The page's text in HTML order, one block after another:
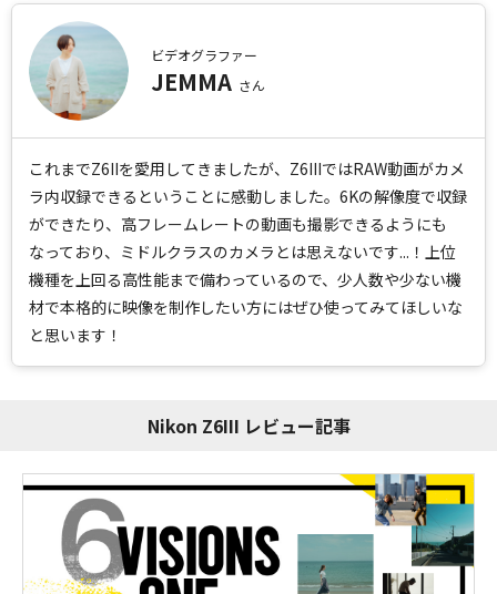
内等、Vookのマーケティング活動の目的で利用させていただきます。
アンケートフォームでは、ログイン情報管理のためCookieを使用してい
ます。
【個人情報の共同利用について】
ご提供いただいた個人情報は、Vookの責任で本キャンペーンの利用目的
の範囲において、Nikonが共同利用することがあります。ただし、本キャ
ンペーンに関連してNikonが提供するサービスを利用する場合は、当該
サービスに定める規約および個人情報保護に関する規程に定めるとおりと
します。
【個人情報の取扱いの委託について】
個人情報の取扱いを外部に委託する場合は、Vookが規定する個人情報管
理基準を満たす企業を選定して委託を行い、適切な取扱いが行われるよう
監督します。
報の利用目的の通知・開示・内容の訂正・追加または削除・利用停止・消
個人情報取扱いに関する問合せ窓口
株式会社Vook
support@vook.co.jp
営業時間：月～金 午前10:00～午後5:00 （土日・祝祭日、年末年始を
ビデオグラファー
JEMMA さん
これまでZ6IIを愛用してきましたが、Z6IIIではRAW動画がカメ
ラ内収録できるということに感動しました。6Kの解像度で収録
ができたり、高フレームレートの動画も撮影できるようにも
なっており、ミドルクラスのカメラとは思えないです...！上位
機種を上回る高性能まで備わっているので、少人数や少ない機
材で本格的に映像を制作したい方にはぜひ使ってみてほしいな
と思います！
Nikon Z6III レビュー記事